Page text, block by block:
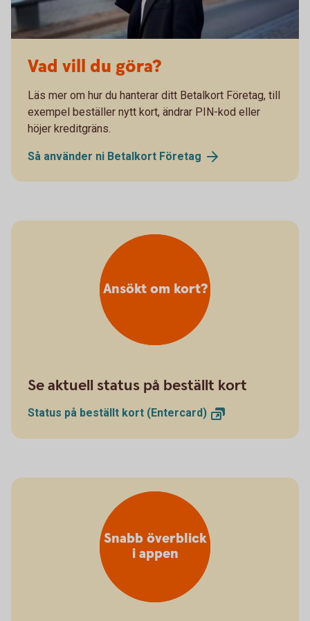
Vad vill du göra?
Läs mer om hur du hanterar ditt Betalkort Företag, till
exempel beställer nytt kort, ändrar PIN-kod eller
höjer kreditgräns.
Så använder ni Betalkort Företag
Ansökt om kort?
Se aktuell status på beställt kort
Status på beställt kort (Entercard)
Snabb överblick
i appen